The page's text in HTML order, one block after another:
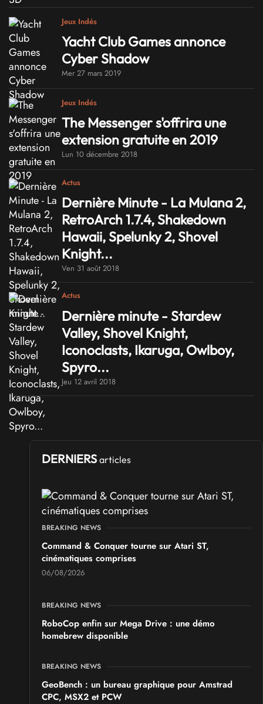
Jeux Indés
Yacht Club Games annonce
Cyber Shadow
Mer 27 mars 2019
Jeux Indés
The Messenger s'offrira une
extension gratuite en 2019
Lun 10 décembre 2018
Actus
Dernière Minute - La Mulana 2,
RetroArch 1.7.4, Shakedown
Hawaii, Spelunky 2, Shovel
Knight...
Ven 31 août 2018
Actus
Dernière minute - Stardew
Valley, Shovel Knight,
Iconoclasts, Ikaruga, Owlboy,
Spyro...
Jeu 12 avril 2018
DERNIERS articles
BREAKING NEWS
Command & Conquer tourne sur Atari ST,
cinématiques comprises
06/08/2026
BREAKING NEWS
RoboCop enfin sur Mega Drive : une démo
homebrew disponible
BREAKING NEWS
GeoBench : un bureau graphique pour Amstrad
CPC, MSX2 et PCW